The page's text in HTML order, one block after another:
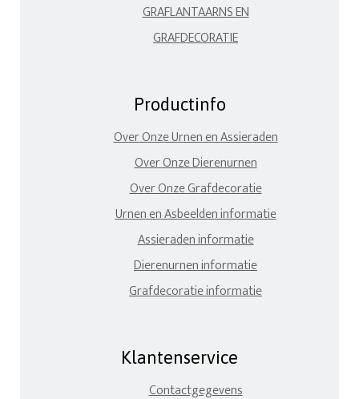
GRAFLANTAARNS EN
GRAFDECORATIE
Productinfo
Over Onze Urnen en Assieraden
Over Onze Dierenurnen
Over Onze Grafdecoratie
Urnen en Asbeelden informatie
Assieraden informatie
Dierenurnen informatie
Grafdecoratie informatie
Klantenservice
Contactgegevens